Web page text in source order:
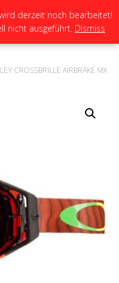
N
A
I
A
L
T
CROSSBRILLE AIRBRAKE MX
derzeit noch bearbeitet!
nicht ausgeführt. Dismiss